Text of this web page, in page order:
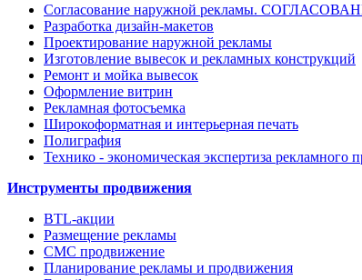
Согласование наружной рекламы.
Разработка дизайн-макетов
Проектирование наружной рекламы
Изготовление вывесок и рекламных конструкций
Ремонт и мойка вывесок
Оформление витрин
Рекламная фотосъемка
Широкоформатная и интерьерная печать
Полиграфия
Технико - экономическая экспертиза рекламного
Инструменты продвижения
BTL-акции
Размещение рекламы
СМС продвижение
Планирование рекламы и продвижения